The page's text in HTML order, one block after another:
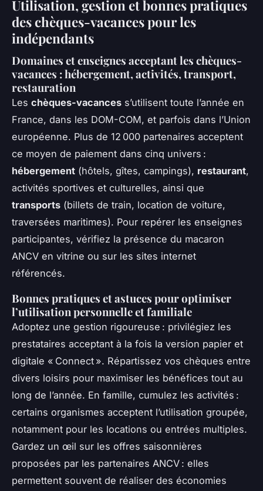
Utilisation, gestion et bonnes pratiques
des chèques-vacances pour les
indépendants
Domaines et enseignes acceptant les chèques-
vacances : hébergement, activités, transport,
restauration
Les chèques-vacances s’utilisent toute l’année en
France, dans les DOM-COM, et parfois dans l’Union
européenne. Plus de 12 000 partenaires acceptent
ce moyen de paiement dans cinq univers :
hébergement (hôtels, gîtes, campings), restaurant,
activités sportives et culturelles, ainsi que
transports (billets de train, location de voiture,
traversées maritimes). Pour repérer les enseignes
participantes, vérifiez la présence du macaron
ANCV en vitrine ou sur les sites internet
référencés.
Bonnes pratiques et astuces pour optimiser
l’utilisation personnelle et familiale
Adoptez une gestion rigoureuse : privilégiez les
prestataires acceptant à la fois la version papier et
digitale « Connect ». Répartissez vos chèques entre
divers loisirs pour maximiser les bénéfices tout au
long de l’année. En famille, cumulez les activités :
certains organismes acceptent l’utilisation groupée,
notamment pour les locations ou entrées multiples.
Gardez un œil sur les offres saisonnières
proposées par les partenaires ANCV : elles
permettent souvent de réaliser des économies